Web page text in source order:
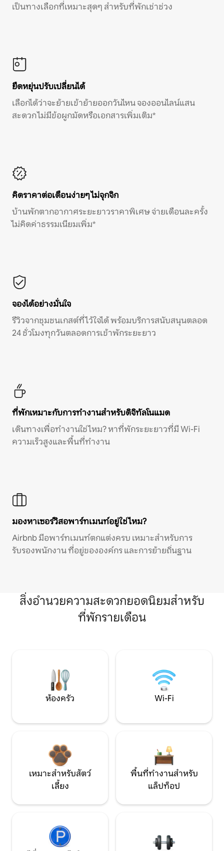
เป็นทางเลือกที่เหมาะสุดๆ สำหรับที่พักเช่าช่วง
ยืดหยุ่นปรับเปลี่ยนได้
เลือกได้ว่าจะย้ายเข้าย้ายออกวันไหน จองออนไลน์แสน
สะดวก ไม่มีข้อผูกมัดหรือเอกสารเพิ่มเติม*
คิดราคาต่อเดือนง่ายๆ ไม่จุกจิก
บ้านพักตากอากาศระยะยาวราคาพิเศษ จ่ายเดือนละครั้ง
ไม่คิดค่าธรรมเนียมเพิ่ม*
จองได้อย่างมั่นใจ
รีวิวจากชุมชนเกสต์ที่ไว้ใจได้ พร้อมบริการสนับสนุนตลอด
24 ชั่วโมงทุกวันตลอดการเข้าพักระยะยาว
ที่พักเหมาะกับการทำงานสำหรับดิจิทัลโนแมด
เดินทางเพื่อทำงานใช่ไหม? หาที่พักระยะยาวที่มี Wi-Fi
ความเร็วสูงและพื้นที่ทำงาน
มองหาเซอร์วิสอพาร์ทเมนท์อยู่ใช่ไหม?
Airbnb มีอพาร์ทเมนท์ตกแต่งครบ เหมาะสำหรับการ
รับรองพนักงาน ที่อยู่ขององค์กร และการย้ายถิ่นฐาน
สิ่งอำนวยความสะดวกยอดนิยมสำหรับ
ที่พักรายเดือน
ห้องครัว Wi-Fi
เหมาะสำหรับสัตว์
เลี้ยง
พื้นที่ทำงานสำหรับ
แล็ปท็อป